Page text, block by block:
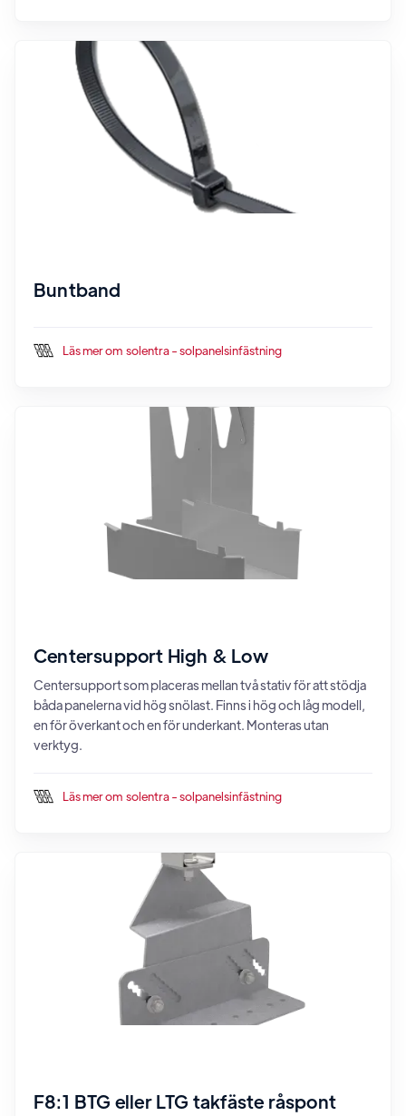
Buntband
Läs mer om solentra - solpanelsinfästning
Centersupport High & Low
Centersupport som placeras mellan två stativ för att stödja
båda panelerna vid hög snölast. Finns i hög och låg modell,
en för överkant och en för underkant. Monteras utan
verktyg.
Läs mer om solentra - solpanelsinfästning
F8:1 BTG eller LTG takfäste råspont